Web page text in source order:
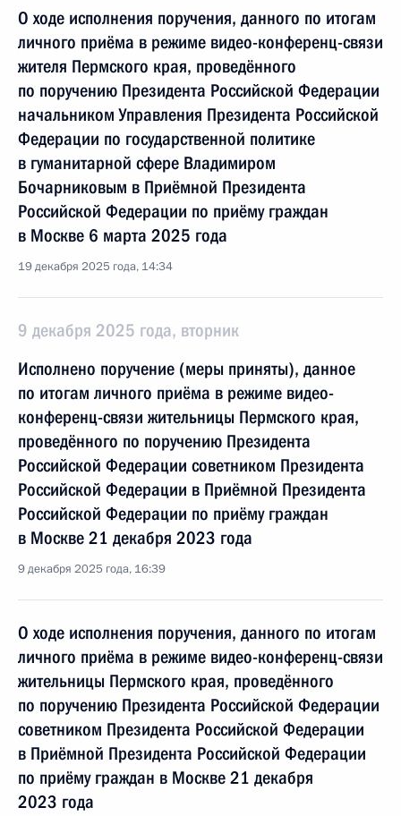
О ходе исполнения поручения, данного по итогам
личного приёма в режиме видео-конференц-связи
жителя Пермского края, проведённого
по поручению Президента Российской Федерации
начальником Управления Президента Российской
Федерации по государственной политике
в гуманитарной сфере Владимиром
Бочарниковым в Приёмной Президента
Российской Федерации по приёму граждан
в Москве 6 марта 2025 года
19 декабря 2025 года, 14:34
9 декабря 2025 года, вторник
Исполнено поручение (меры приняты), данное
по итогам личного приёма в режиме видео-
конференц-связи жительницы Пермского края,
проведённого по поручению Президента
Российской Федерации советником Президента
Российской Федерации в Приёмной Президента
Российской Федерации по приёму граждан
в Москве 21 декабря 2023 года
9 декабря 2025 года, 16:39
О ходе исполнения поручения, данного по итогам
личного приёма в режиме видео-конференц-связи
жительницы Пермского края, проведённого
по поручению Президента Российской Федерации
советником Президента Российской Федерации
в Приёмной Президента Российской Федерации
по приёму граждан в Москве 21 декабря
2023 года